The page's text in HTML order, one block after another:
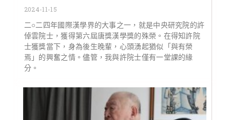
2024-11-15
二○二四年國際漢學界的大事之一，就是中央研究院的許
倬雲院士，獲得第六屆唐獎漢學獎的殊榮。在得知許院
士獲獎當下，身為後生晚輩，心頭湧起猶似「與有榮
焉」的興奮之情。儘管，我與許院士僅有一堂課的緣
分。